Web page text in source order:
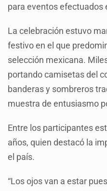
para eventos efectuados
La celebración estuvo
festivo en el que
selección mexicana.
portando camisetas del
banderas y sombreros
muestra de entusiasmo
Entre los participantes
años, quien destacó la
el país.
“Los ojos van a estar